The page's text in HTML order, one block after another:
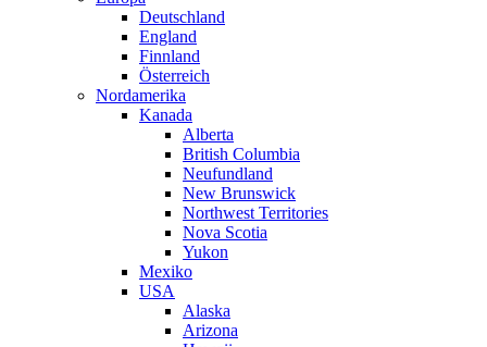
Deutschland
England
Finnland
Österreich
Nordamerika
Kanada
Alberta
British Columbia
Neufundland
New Brunswick
Northwest Territories
Nova Scotia
Yukon
Mexiko
USA
Alaska
Arizona